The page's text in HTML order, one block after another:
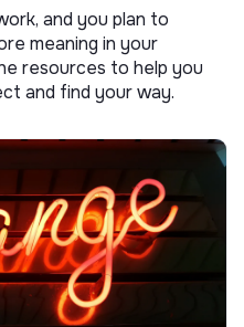
and you plan to
meaning in your
resources to help you
and find your way.